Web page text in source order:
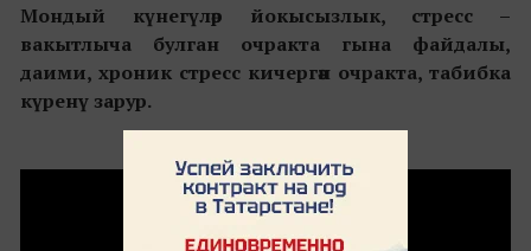
Мондый күнегүләр йокысызлык, стресс –
вакытлыча булган очракта гына файдалы,
даими, хроник стресс кичергән очракта, табибка
күренү зарур.